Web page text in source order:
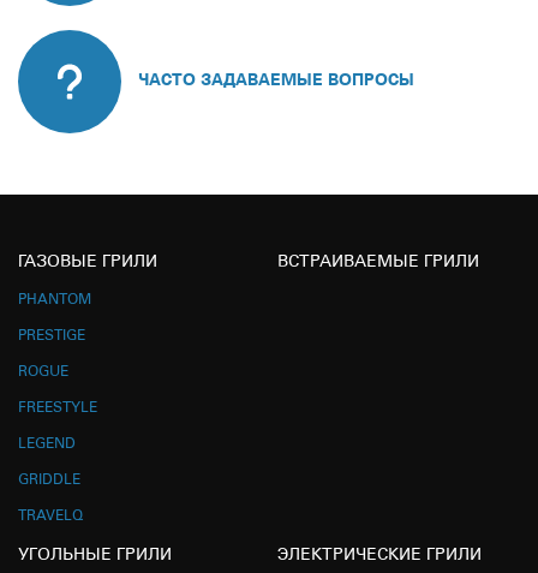
ЧАСТО ЗАДАВАЕМЫЕ ВОПРОСЫ
ГАЗОВЫЕ ГРИЛИ
PHANTOM
PRESTIGE
ROGUE
FREESTYLE
LEGEND
GRIDDLE
TRAVELQ
ВСТРАИВАЕМЫЕ ГРИЛИ
УГОЛЬНЫЕ ГРИЛИ ЭЛЕКТРИЧЕСКИЕ ГРИЛИ